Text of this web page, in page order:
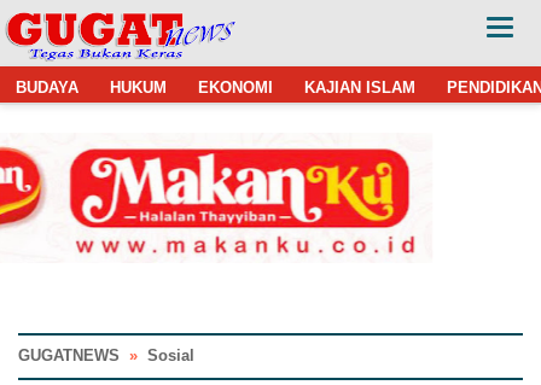
BUDAYA HUKUM EKONOMI KAJIAN ISLAM
GUGATNEWS » Sosial